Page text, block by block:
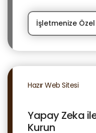
İşletmenize
Hazır Web Sitesi
Yapay Zeka
Kurun